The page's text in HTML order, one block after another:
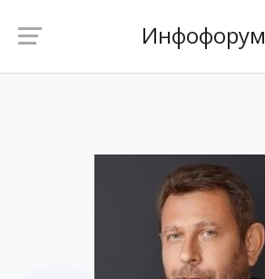
Инфофорум